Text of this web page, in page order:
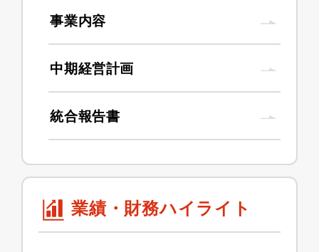
事業内容
中期経営計画
統合報告書
業績・財務ハイライト